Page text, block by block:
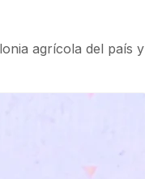
agrícola del país y